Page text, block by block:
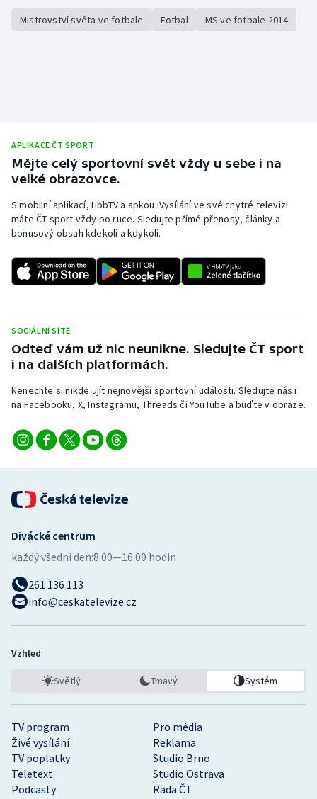
Sportovní střelba
Stolní tenis
Triatlon
Veslování
Vodní slalom
Volejbal
Ostatní
Mistrovství světa ve fotbale Fotbal MS ve fotbale 2014
APLIKACE ČT SPORT
Mějte celý sportovní svět vždy u sebe i na
velké obrazovce.
S mobilní aplikací, HbbTV a apkou iVysílání ve své chytré televizi
máte ČT sport vždy po ruce. Sledujte přímé přenosy, články a
bonusový obsah kdekoli a kdykoli.
SOCIÁLNÍ SÍTĚ
Odteď vám už nic neunikne. Sledujte ČT sport
i na dalších platformách.
Nenechte si nikde ujít nejnovější sportovní události. Sledujte nás i
na Facebooku, X, Instagramu, Threads či YouTube a buďte v obraze.
TV program
Pro média
Živé vysílání
Reklama
TV poplatky
Studio Brno
Teletext
Studio Ostrava
Podcasty
Rada ČT
Divácké centrum
každý všední den:8:00—16:00 hodin
261 136 113
info@ceskatelevize.cz
Vzhled
Světlý Tmavý Systém